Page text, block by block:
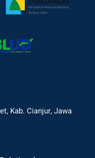
Kab. Cianjur, Jawa